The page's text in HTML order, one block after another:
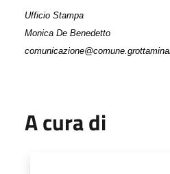
Ufficio Stampa
Monica De Benedetto
A cura di